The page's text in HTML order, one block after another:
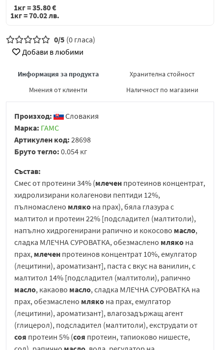
1кг =35.80€
1кг =70.02лв.
0/5 (0 гласа)
Добави в любими
Информация за продукта
Хранителна стойност
Мнения от клиенти
Наличност по магазини
Произход:
Словакия
Марка: ГАМС
Артикулен код: 28698
Бруто тегло: 0.054 кг
Състав:
Cмес от протеини 34% (млечен протеинов концентрат,
хидролизирани колагенови пептиди 12%,
пълномаслено мляко на прах), бяла глазура с
малтитол и протеин 22% [подсладител (малтитоли),
напълно хидрогенирани рапично и кокосово масло,
сладка МЛЕЧНА СУРОВАТКА, обезмаслено мляко на
прах, млечен протеинов концентрат 10%, емулгатор
(лецитини), ароматизант], паста с вкус на ванилин, с
малтитол 14% [подсладител (малтитоли), рапично
масло, какаово масло, сладка МЛЕЧНА СУРОВАТКА на
прах, обезмаслено мляко на прах, емулгатор
(лецитини), ароматизант], влагозадържащ агент
(глицерол), подсладител (малтитоли), екструдати от
соя протеин 5% (соя протеин, тапиоково нишесте,